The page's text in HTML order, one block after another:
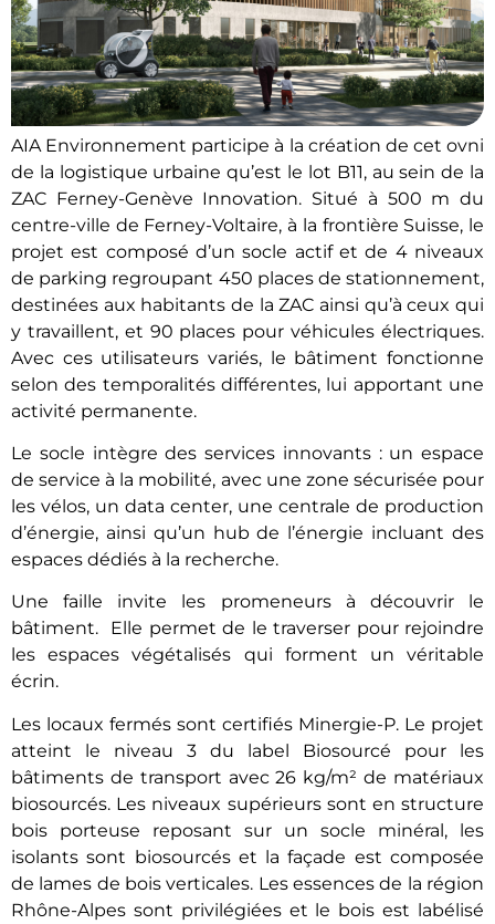
AIA Environnement participe à la création de cet ovni
de la logistique urbaine qu’est le lot B11, au sein de la
ZAC Ferney-Genève Innovation. Situé à 500 m du
centre-ville de Ferney-Voltaire, à la frontière Suisse, le
projet est composé d’un socle actif et de 4 niveaux
de parking regroupant 450 places de stationnement,
destinées aux habitants de la ZAC ainsi qu’à ceux qui
y travaillent, et 90 places pour véhicules électriques.
Avec ces utilisateurs variés, le bâtiment fonctionne
selon des temporalités différentes, lui apportant une
activité permanente.
Le socle intègre des services innovants : un espace
de service à la mobilité, avec une zone sécurisée pour
les vélos, un data center, une centrale de production
d’énergie, ainsi qu’un hub de l’énergie incluant des
espaces dédiés à la recherche.
Une faille invite les promeneurs à découvrir le
bâtiment. Elle permet de le traverser pour rejoindre
les espaces végétalisés qui forment un véritable
écrin.
Les locaux fermés sont certifiés Minergie-P. Le projet
atteint le niveau 3 du label Biosourcé pour les
bâtiments de transport avec 26 kg/m² de matériaux
biosourcés. Les niveaux supérieurs sont en structure
bois porteuse reposant sur un socle minéral, les
isolants sont biosourcés et la façade est composée
de lames de bois verticales. Les essences de la région
Rhône-Alpes sont privilégiées et le bois est labélisé